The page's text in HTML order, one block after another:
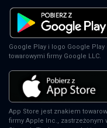
Google Play i logo Google Play
towarowymi firmy Google LLC.
App Store jest znakiem
firmy Apple Inc., zastrzeżonym